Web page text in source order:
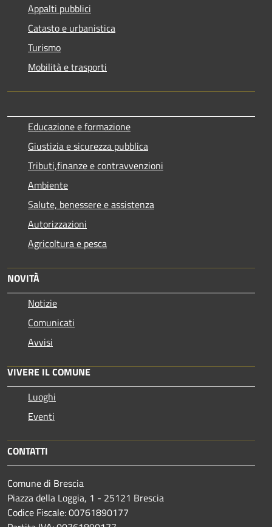
Appalti pubblici
Catasto e urbanistica
Turismo
Mobilità e trasporti
Educazione e formazione
Giustizia e sicurezza pubblica
Tributi,finanze e contravvenzioni
Ambiente
Salute, benessere e assistenza
Autorizzazioni
Agricoltura e pesca
NOVITÀ
Notizie
Comunicati
Avvisi
VIVERE IL COMUNE
Luoghi
Eventi
CONTATTI
Comune di Brescia
Piazza della Loggia, 1 - 25121 Brescia
Codice Fiscale: 00761890177